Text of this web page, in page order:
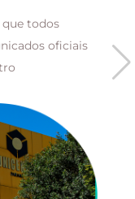
todos
oficiais